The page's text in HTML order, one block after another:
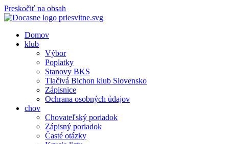
Preskočiť na obsah
Domov
klub
Výbor
Poplatky
Stanovy BKS
Tlačivá Bichon klub Slovensko
Zápisnice
Ochrana osobných údajov
chov
Chovateľský poriadok
Zápisný poriadok
Časté otázky